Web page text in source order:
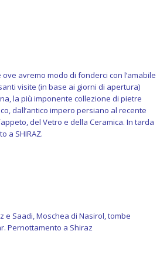
avremo modo di fonderci con l’amabile
visite (in base ai giorni di apertura)
la più imponente collezione di pietre
dall’antico impero persiano al recente
del Vetro e della Ceramica. In tarda
a SHIRAZ.
Saadi, Moschea di Nasirol, tombe
Pernottamento a Shiraz